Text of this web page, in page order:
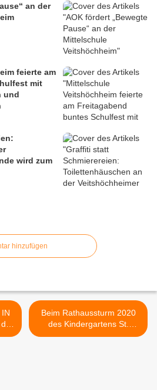
an der
feierte am
mit
und
wird zum
hinzufügen
Beim Rathaussturm 2020
des Kindergartens St.
Bilhildis spielte der